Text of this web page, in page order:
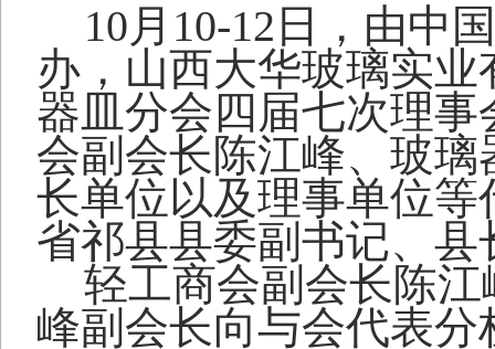
10月 10-12 日，由中
办，山西大华玻璃实
器皿分会四届七次理
会副会长陈江峰、玻
长单位以及理事单位等
省祁县县委副书记、
轻工商会副会长陈
峰副会长向与会代表